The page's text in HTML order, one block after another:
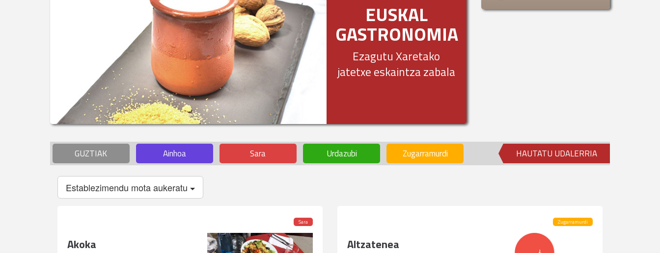
EUSKAL
GASTRONOMIA
Ezagutu Xaretako
jatetxe eskaintza zabala
GUZTIAK Ainhoa Sara Urdazubi Zugarramurdi HAUTATU UDALERRIA
Establezimendu mota aukeratu
Sara
Akoka
Zugarramurdi
Altzatenea